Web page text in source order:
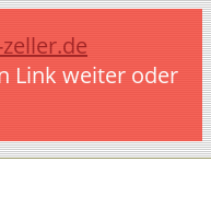
Link weiter oder